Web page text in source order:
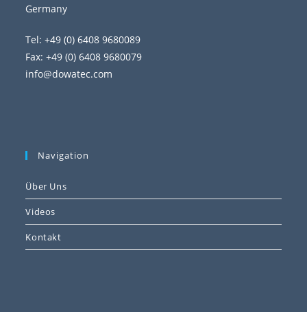
Germany
Tel: +49 (0) 6408 9680089
Fax: +49 (0) 6408 9680079
info@dowatec.com
Navigation
Über Uns
Videos
Kontakt